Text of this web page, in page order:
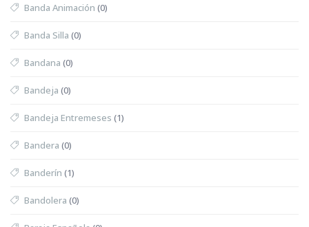
Banda Animación (0)
Banda Silla (0)
Bandana (0)
Bandeja (0)
Bandeja Entremeses (1)
Bandera (0)
Banderín (1)
Bandolera (0)